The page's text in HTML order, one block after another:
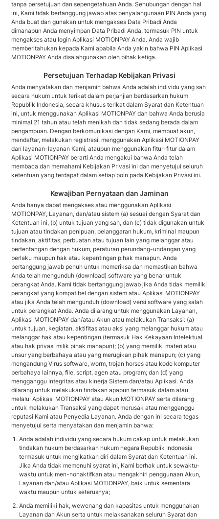
tanpa persetujuan dan sepengetahuan Anda. Sehubungan dengan hal
ini, Kami tidak bertanggung jawab atas penyalahgunaan PIN Anda yang
Anda buat dan gunakan untuk mengakses Data Pribadi Anda
dimanapun Anda menyimpan Data Pribadi Anda, termasuk PIN untuk
mengakses atau login Aplikasi MOTIONPAY Anda. Anda wajib
memberitahukan kepada Kami apabila Anda yakin bahwa PIN Aplikasi
MOTIONPAY Anda disalahgunakan oleh pihak ketiga.
Persetujuan Terhadap Kebijakan Privasi
Anda menyatakan dan menjamin bahwa Anda adalah individu yang sah
secara hukum untuk terikat dalam perjanjian berdasarkan hukum
Republik Indonesia, secara khusus terikat dalam Syarat dan Ketentuan
ini, untuk menggunakan Aplikasi MOTIONPAY dan bahwa Anda berusia
minimal 21 tahun atau telah menikah dan tidak sedang berada dalam
pengampuan. Dengan berkomunikasi dengan Kami, membuat akun,
mendaftar, melakukan registrasi, menggunakan Aplikasi MOTIONPAY
dan layanan-layanan Kami, ataupun menggunakan fitur-fitur dalam
Aplikasi MOTIONPAY berarti Anda mengakui bahwa Anda telah
membaca dan memahami Kebijakan Privasi ini dan menyetujui seluruh
ketentuan yang terdapat dalam setiap poin pada Kebijakan Privasi ini.
Kewajiban Pernyataan dan Jaminan
Anda hanya dapat mengakses atau menggunakan Aplikasi
MOTIONPAY, Layanan, dan/atau sistem (a) sesuai dengan Syarat dan
Ketentuan ini, (b) untuk tujuan yang sah, dan (c) tidak digunakan untuk
tujuan atau tindakan penipuan, pelanggaran hukum, kriminal maupun
tindakan, aktifitas, perbuatan atau tujuan lain yang melanggar atau
bertentangan dengan hukum, peraturan perundang-undangan yang
berlaku maupun hak atau kepentingan pihak manapun. Anda
bertanggung jawab penuh untuk memeriksa dan memastikan bahwa
Anda telah mengunduh (download) software yang benar untuk
perangkat Anda. Kami tidak bertanggung jawab jika Anda tidak memiliki
perangkat yang kompatibel dengan sistem atau Aplikasi MOTIONPAY
atau jika Anda telah mengunduh (download) versi software yang salah
untuk perangkat Anda. Anda dilarang untuk menggunakan Layanan,
Aplikasi MOTIONPAY dan/atau Akun atau melakukan Transaksi: (a)
untuk tujuan, kegiatan, aktifitas atau aksi yang melanggar hukum atau
melanggar hak atau kepentingan (termasuk Hak Kekayaan Intelektual
atau hak privasi milik pihak manapun); (b) yang memiliki materi atau
unsur yang berbahaya atau yang merugikan pihak manapun; (c) yang
mengandung Virus software, worm, trojan horses atau kode komputer
berbahaya lainnya, file, script, agen atau program; dan (d) yang
mengganggu integritas atau kinerja Sistem dan/atau Aplikasi. Anda
dilarang untuk melakukan tindakan apapun termasuk dalam atau
melalui Aplikasi MOTIONPAY atau Akun MOTIONPAY serta dilarang
untuk melakukan Transaksi yang dapat merusak atau mengganggu
reputasi Kami atau Penyedia Layanan. Anda dengan ini secara tegas
menyetujui serta menyatakan dan menjamin bahwa:
Anda adalah individu yang secara hukum cakap untuk melakukan
tindakan hukum berdasarkan hukum negara Republik Indonesia
termasuk untuk mengikatkan diri dalam Syarat dan Ketentuan ini.
Jika Anda tidak memenuhi syarat ini, Kami berhak untuk sewaktu-
waktu untuk men-nonaktifkan atau mengakhiri penggunaan Akun,
Layanan dan/atau Aplikasi MOTIONPAY, baik untuk sementara
waktu maupun untuk seterusnya;
Anda memiliki hak, wewenang dan kapasitas untuk menggunakan
Layanan dan Akun serta untuk melaksanakan seluruh Syarat dan